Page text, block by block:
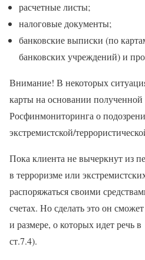
расчетные листы;
налоговые документы;
банковские выписки (по
банковских учреждений) и
Внимание! В некоторых
карты на основании
Росфинмониторинга о
экстремистской/
Пока клиента не вычеркнут из
в терроризме или
распоряжаться своими
счетах. Но сделать это он
и размере, о которых идет речь
ст.7.4).